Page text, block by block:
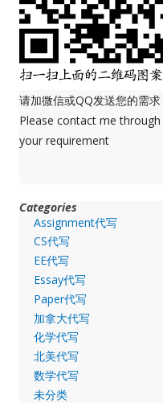
请加微信或QQ发送您的需求
Please contact me
your requirement
Categories
Assignment代写
CS代写
EE代写
Essay代写
Paper代写
加拿大代写
化学代写
北美代写
数学代写
未分类